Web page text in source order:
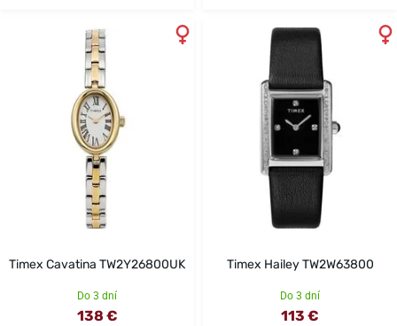
Timex Cavatina TW2Y26800UK
Do 3 dní
138 €
Timex Hailey TW2W63800
Do 3 dní
113 €